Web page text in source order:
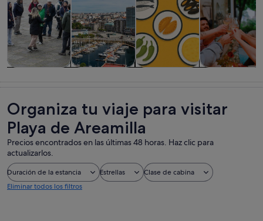
Organiza tu viaje para visitar
Playa de Areamilla
Precios encontrados en las últimas 48 horas. Haz clic para
actualizarlos.
Duración de la estancia Estrellas
Clase de cabina
Eliminar todos los filtros